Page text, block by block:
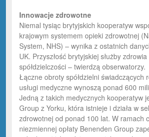
Innowacje zdrowotne
Niemal tysiąc brytyjskich kooperatyw
krajowym systemem opieki zdrowotnej
System, NHS) – wynika z ostatnich
UK. Przyszłość brytyjskiej służby
spółdzielczości – twierdzą obserwatorzy.
Łączne obroty spółdzielni świadczących
usługi medyczne wynoszą ponad 600
Jedną z takich medycznych kooperatyw
Group z Yorku, która istnieje i działa w
zdrowotnej od ponad 100 lat. W ramach
niezmiennej opłaty Benenden Group